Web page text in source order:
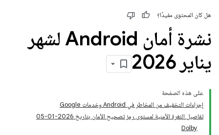
هل كان المحتوى مفيدًا؟
نشرة أمان Android لشهر
يناير 2026
على هذه الصفحة
إجراءات التخفيف من المخاطر في Android وخدمات Google
تفاصيل الثغرة الأمنية لمستوى رمز تصحيح الأمان بتاريخ 2026-01-05
Dolby